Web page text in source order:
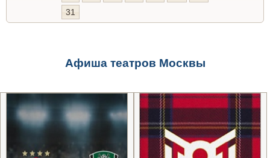
31
Афиша театров Москвы